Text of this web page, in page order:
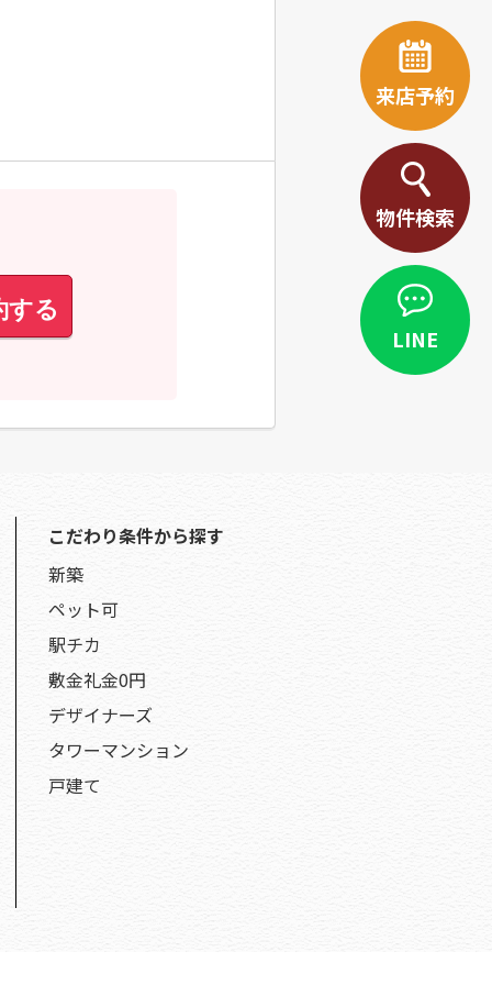
する
来店予約
物件検索
LINE
こだわり条件から探す
新築
ペット可
駅チカ
敷金礼金0円
デザイナーズ
タワーマンション
戸建て